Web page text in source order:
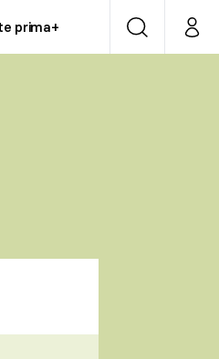
prima+ VyhledáváníMůj
LAJK